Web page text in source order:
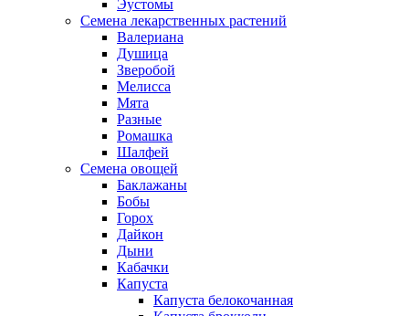
Эустомы
Семена лекарственных растений
Валериана
Душица
Зверобой
Мелисса
Мята
Разные
Ромашка
Шалфей
Семена овощей
Баклажаны
Бобы
Горох
Дайкон
Дыни
Кабачки
Капуста
Капуста белокочанная